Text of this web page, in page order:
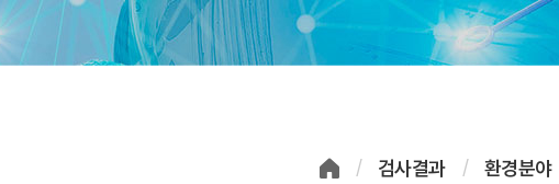
검사결과 환경분야